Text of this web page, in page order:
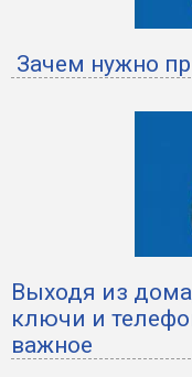
Зачем нужно
Выходя из
ключи и
важное